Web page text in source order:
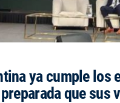
ya cumple los
que sus